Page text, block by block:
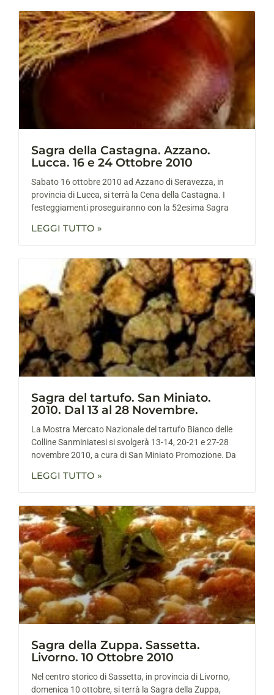
Sagra della Castagna. Azzano.
Lucca. 16 e 24 Ottobre 2010
Sabato 16 ottobre 2010 ad Azzano di Seravezza, in
provincia di Lucca, si terrà la Cena della Castagna. I
festeggiamenti proseguiranno con la 52esima Sagra
LEGGI TUTTO »
Sagra del tartufo. San Miniato.
2010. Dal 13 al 28 Novembre.
La Mostra Mercato Nazionale del tartufo Bianco delle
Colline Sanminiatesi si svolgerà 13-14, 20-21 e 27-28
novembre 2010, a cura di San Miniato Promozione. Da
LEGGI TUTTO »
Sagra della Zuppa. Sassetta.
Livorno. 10 Ottobre 2010
Nel centro storico di Sassetta, in provincia di Livorno,
domenica 10 ottobre, si terrà la Sagra della Zuppa,